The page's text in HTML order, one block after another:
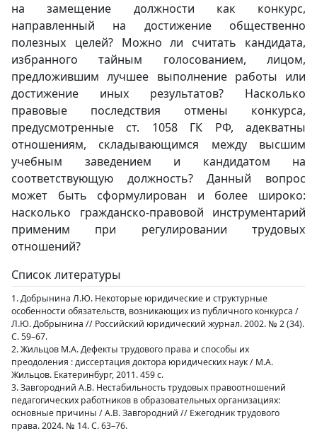
на замещение должности как конкурс,
направленный на достижение общественно
полезных целей? Можно ли считать кандидата,
избранного тайным голосованием, лицом,
предложившим лучшее выполнение работы или
достижение иных результатов? Насколько
правовые последствия отмены конкурса,
предусмотренные ст. 1058 ГК РФ, адекватны
отношениям, складывающимся между высшим
учебным заведением и кандидатом на
соответствующую должность? Данный вопрос
может быть сформулирован и более широко:
насколько гражданско-правовой инструментарий
применим при регулировании трудовых
отношений?
Список литературы
1. Добрынина Л.Ю. Некоторые юридические и структурные
особенности обязательств, возникающих из публичного конкурса /
Л.Ю. Добрынина // Российский юридический журнал. 2002. № 2 (34).
С. 59–67.
2. Жильцов М.А. Дефекты трудового права и способы их
преодоления : диссертация доктора юридических наук / М.А.
Жильцов. Екатеринбург, 2011. 459 с.
3. Завгородний А.В. Нестабильность трудовых правоотношений
педагогических работников в образовательных организациях:
основные причины / А.В. Завгородний // Ежегодник трудового
права. 2024. № 14. С. 63–76.